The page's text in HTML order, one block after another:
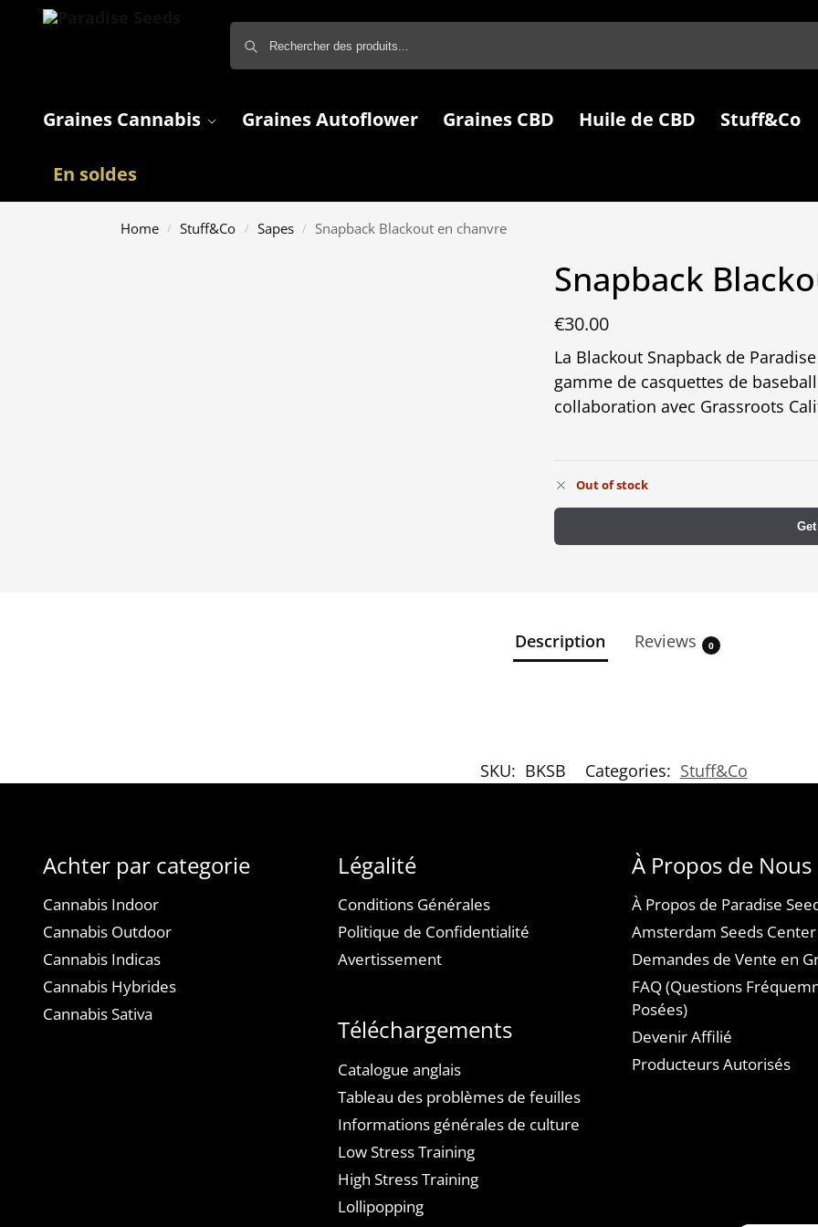
Graines Cannabis Graines Autoflower Graines CBD Huile de CBD Stuff&Co
En soldes
Home / Stuff&Co / Sapes / Snapback Blackout en chanvre
Snapback
€30.00
La Blackout Snapback de
gamme de casquettes de
collaboration avec Grassroots
Out of stock
Description Reviews 0
SKU: BKSB Categories: Stuff&Co
Achter par categorie
Cannabis Indoor
Cannabis Outdoor
Cannabis Indicas
Cannabis Hybrides
Cannabis Sativa
Légalité
Conditions Générales
Politique de Confidentialité
Avertissement
Téléchargements
Catalogue anglais
Tableau des problèmes de feuilles
Informations générales de culture
Low Stress Training
High Stress Training
Lollipopping
À Propos de Nous
À Propos de Paradise
Amsterdam Seeds Center
Demandes de Vente en
FAQ (Questions
Posées)
Devenir Affilié
Producteurs Autorisés